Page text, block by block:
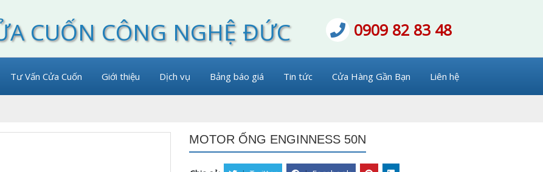
CUỐN CÔNG NGHỆ ĐỨC 0909 82 83 48
Tư Vấn Cửa Cuốn Giới thiệu Dịch vụ Bảng báo giá Tin tức Cửa Hàng Gần Bạn Liên hệ
MOTOR ỐNG ENGINNESS 50N